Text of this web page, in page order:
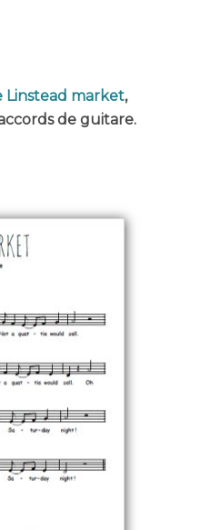
Linstead market,
de guitare.